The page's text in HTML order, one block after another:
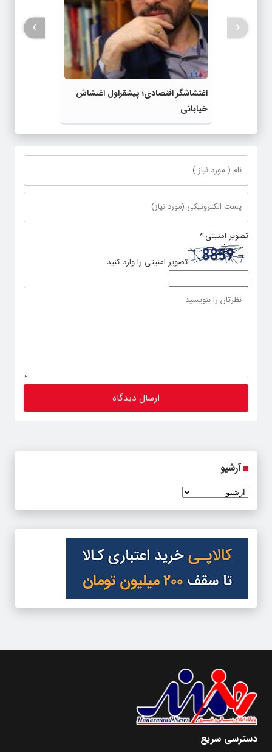
اغتشاشگر اقتصادی؛ پیشقراول اغتشاش
خیابانی
‹
›
تصویر امنیتی *
تصویر امنیتی را وارد کنید:
آرشیو
دسترسی سریع